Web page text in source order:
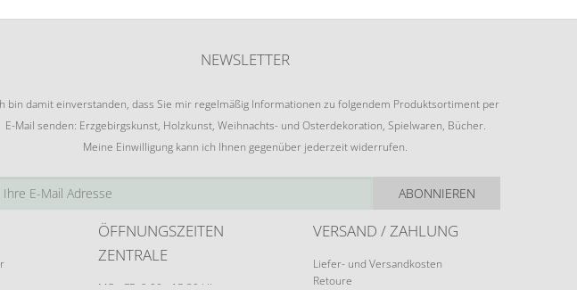
NEWSLETTER
bin damit einverstanden, dass Sie mir regelmäßig Informationen zu folgendem Produktsortiment per
E-Mail senden: Erzgebirgskunst, Holzkunst, Weihnachts- und Osterdekoration, Spielwaren, Bücher.
Meine Einwilligung kann ich Ihnen gegenüber jederzeit widerrufen.
ABONNIEREN
ÖFFNUNGSZEITEN
ZENTRALE
VERSAND / ZAHLUNG
Liefer- und Versandkosten
Retoure